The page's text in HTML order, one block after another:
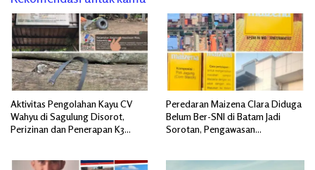
Aktivitas Pengolahan Kayu CV
Wahyu di Sagulung Disorot,
Perizinan dan Penerapan K3
Peredaran Maizena Clara Diduga
Belum Ber-SNI di Batam Jadi
Sorotan, Pengawasan